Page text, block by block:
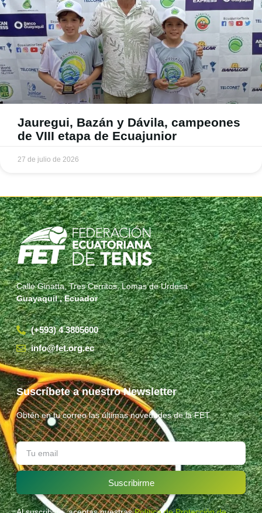
Jauregui, Bazán y Dávila, campeones
de VIII etapa de Ecuajunior
27 de julio de 2026
Calle Ginatta, Tres Cerritos, Lomas de Urdesa
Guayaquil , Ecuador
(+593) 4 3805600
info@fet.org.ec
Suscríbete a nuestro Newsletter
Obtén en tu correo las últimas novedades de la FET.
Suscribirme